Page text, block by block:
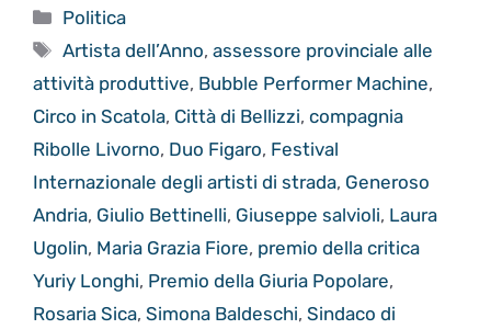
Categorie
Politica
Tag
Artista dell’Anno,assessore provinciale alle
attività produttive, Bubble Performer Machine,
Circo in Scatola, Città di Bellizzi, compagnia
Ribolle Livorno, Duo Figaro, Festival
Internazionale degli artisti di strada, Generoso
Andria, Giulio Bettinelli, Giuseppe salvioli, Laura
Ugolin, Maria Grazia Fiore, premio della critica
Yuriy Longhi, Premio della Giuria Popolare,
Rosaria Sica, Simona Baldeschi, Sindaco di